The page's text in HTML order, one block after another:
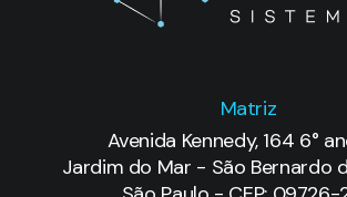
Matriz
Avenida Kennedy, 164 6°
Jardim do Mar - São Bernardo